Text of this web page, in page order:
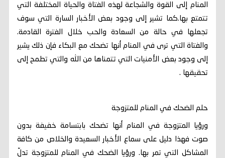
المنام إلى القوة والشجاعة لهذه الفتاة والحياة المختلفة التي
تتمتع بها.كما تشير إلى وجود بعض الأخبار السارة التي سوف
تجعلها في حالة من السعادة والحب خلال الفترة القادمة.
والفتاة التي ترى في المنام أنها تضحك مع البكاء فإن ذلك يشير
إلى وجود بعض الأمنيات التي تتمناها من الله والتي تطمح إلى
تحقيقها .
حلم الضحك في المنام للمتزوجة
ورؤيا المتزوجة في المنام أنها تضحك بابتسامة خفيفة بدون
صوت فهذا دليل على سماع الأخبار السعيدة والخلاص من كافة
المشاكل التي تمر بها. ورؤيا الضحك في المنام للمتزوجة تدلّ